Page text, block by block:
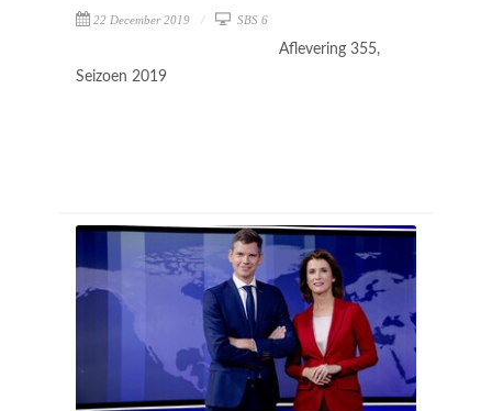
22 December 2019 SBS 6
Aflevering 355,
Seizoen 2019